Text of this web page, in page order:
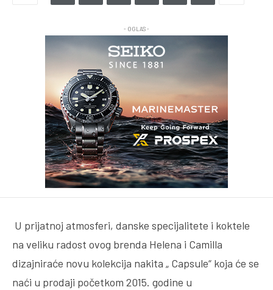
- OGLAS -
U prijatnoj atmosferi, danske specijalitete i koktele
na veliku radost ovog brenda Helena i Camilla
dizajniraće novu kolekcija nakita „ Capsule“ koja će se
naći u prodaji početkom 2015. godine u